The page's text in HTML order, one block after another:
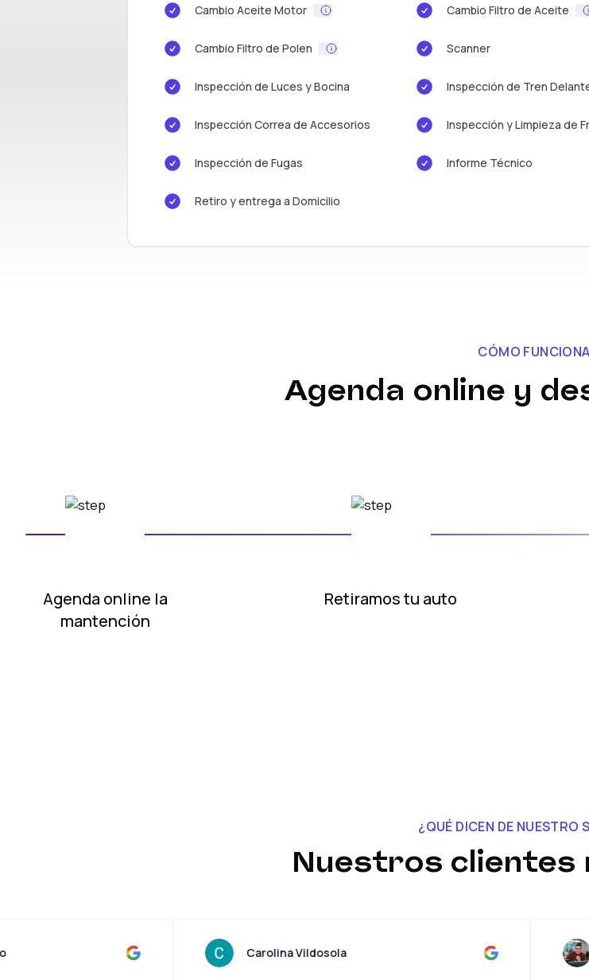
Cambio Aceite Motor Cambio Filtro de Aceite
Cambio Filtro de Polen Scanner
Inspección de Luces y Bocina Inspección de Tren
Inspección Correa de Accesorios Inspección y Limpieza de
Inspección de Fugas Informe Técnico
Retiro y entrega a Domicilio
CÓMO FUNCIONA
Agenda online y
Agenda online la
mantención
Retiramos tu auto
¿QUÉ DICEN DE NUESTRO
Nuestros clientes
Quer Troncoso Carolina Vildosola